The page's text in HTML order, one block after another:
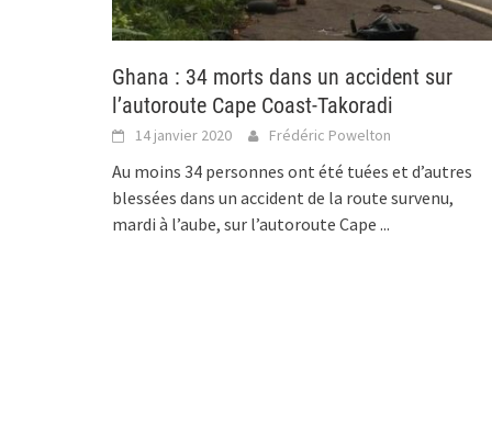
Ghana : 34 morts dans un accident sur
l’autoroute Cape Coast-Takoradi
14 janvier 2020 Frédéric Powelton
Au moins 34 personnes ont été tuées et d’autres
blessées dans un accident de la route survenu,
mardi à l’aube, sur l’autoroute Cape ...